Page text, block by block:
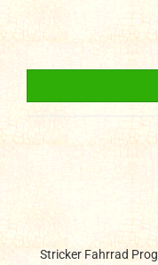
Stricker Fahrrad